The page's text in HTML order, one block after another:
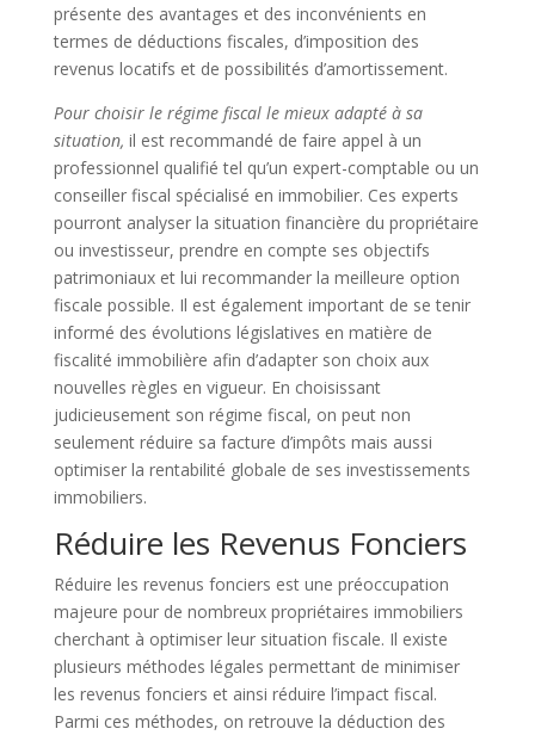
présente des avantages et des inconvénients en
termes de déductions fiscales, d’imposition des
revenus locatifs et de possibilités d’amortissement.
Pour choisir le régime fiscal le mieux adapté à sa
situation, il est recommandé de faire appel à un
professionnel qualifié tel qu’un expert-comptable ou un
conseiller fiscal spécialisé en immobilier. Ces experts
pourront analyser la situation financière du propriétaire
ou investisseur, prendre en compte ses objectifs
patrimoniaux et lui recommander la meilleure option
fiscale possible. Il est également important de se tenir
informé des évolutions législatives en matière de
fiscalité immobilière afin d’adapter son choix aux
nouvelles règles en vigueur. En choisissant
judicieusement son régime fiscal, on peut non
seulement réduire sa facture d’impôts mais aussi
optimiser la rentabilité globale de ses investissements
immobiliers.
Réduire les Revenus Fonciers
Réduire les revenus fonciers est une préoccupation
majeure pour de nombreux propriétaires immobiliers
cherchant à optimiser leur situation fiscale. Il existe
plusieurs méthodes légales permettant de minimiser
les revenus fonciers et ainsi réduire l’impact fiscal.
Parmi ces méthodes, on retrouve la déduction des